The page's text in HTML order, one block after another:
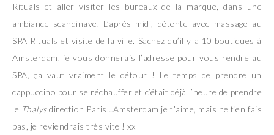
Rituals et aller visiter les bureaux de la marque, dans une
ambiance scandinave. L’après midi, détente avec massage au
SPA Rituals et visite de la ville. Sachez qu’il y a 10 boutiques à
Amsterdam, je vous donnerais l’adresse pour vous rendre au
SPA, ça vaut vraiment le détour ! Le temps de prendre un
cappuccino pour se réchauffer et c’était déjà l’heure de prendre
le Thalysdirection Paris…Amsterdam je t’aime, mais ne t’en fais
pas, je reviendrais très vite ! xx